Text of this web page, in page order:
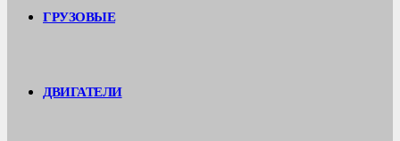
ГРУЗОВЫЕ
ДВИГАТЕЛИ